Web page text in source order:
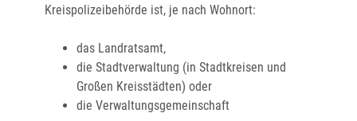
Kreispolizeibehörde ist, je nach Wohnort:
das Landratsamt,
die Stadtverwaltung (in Stadtkreisen und
Großen Kreisstädten) oder
die Verwaltungsgemeinschaft